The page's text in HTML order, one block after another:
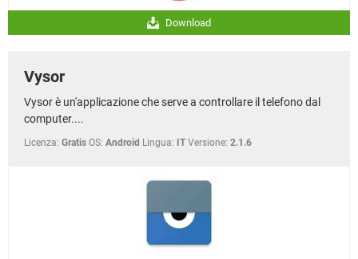
Download
Vysor
Vysor è un'applicazione che serve a controllare il telefono dal
computer....
Licenza: Gratis OS: Android Lingua: IT Versione: 2.1.6